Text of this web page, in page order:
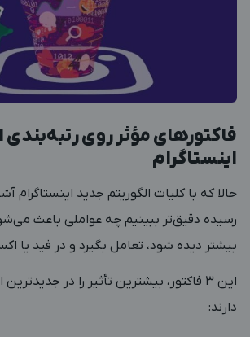
فاکتورهای مؤثر روی رتبه‌بندی
اینستاگرام
حالا که با کلیات الگوریتم جدید اینستاگرام
رسیده دقیق‌تر ببینیم چه عواملی باعث
بیشتر دیده شود، تعامل بگیرد و در فید یا
این ۳ فاکتور، بیشترین تأثیر را در
دارند: